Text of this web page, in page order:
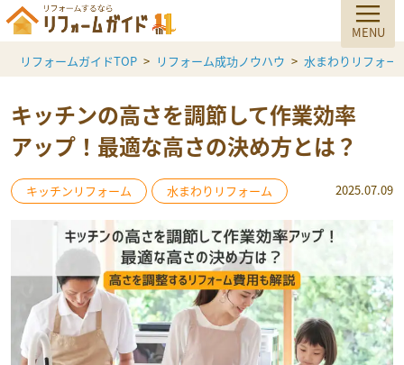
リフォームガイドTOP リフォーム成功ノウハウ 水まわりリフォー
キッチンの高さを調節して作業効率
アップ！最適な高さの決め方とは？
キッチンリフォーム 水まわりリフォーム 2025.07.09